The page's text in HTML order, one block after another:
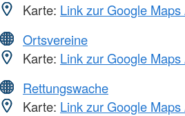
Karte: Link zur Google
Ortsvereine
Karte: Link zur Google
Rettungswache
Karte: Link zur Google